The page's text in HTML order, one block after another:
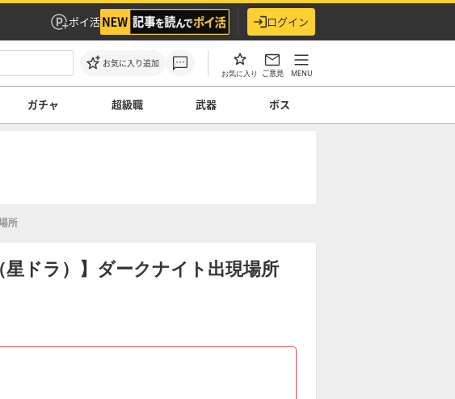
ポイ活 ログイン
お気に入り追加
お気に入り ご意見 MENU
ガチャ 超級職 武器 ボス
所
星ドラ）】ダークナイト出現場所